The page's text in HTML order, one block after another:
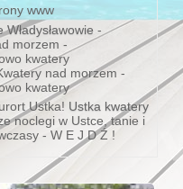
www
-
morzem -
kwatery
nad morzem -
kwatery
Ustka! Ustka kwatery
noclegi w Ustce, tanie i
- W E J D Ź !